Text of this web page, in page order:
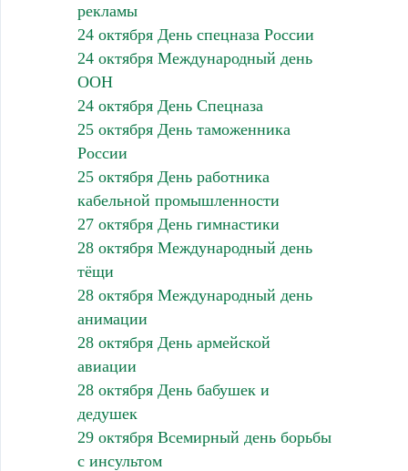
рекламы
24 октября День спецназа России
24 октября Международный день
ООН
24 октября День Спецназа
25 октября День таможенника
России
25 октября День работника
кабельной промышленности
27 октября День гимнастики
28 октября Международный день
тёщи
28 октября Международный день
анимации
28 октября День армейской
авиации
28 октября День бабушек и
дедушек
29 октября Всемирный день борьбы
с инсультом